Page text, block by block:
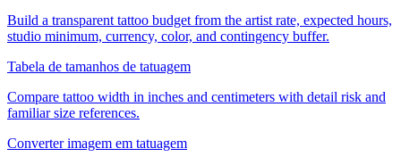
Build a transparent tattoo budget from the artist rate, expected hours,
studio minimum, currency, color, and contingency buffer.
Tabela de tamanhos de tatuagem
Compare tattoo width in inches and centimeters with detail risk and
familiar size references.
Converter imagem em tatuagem